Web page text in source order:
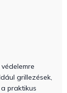
grillezések,
praktikus